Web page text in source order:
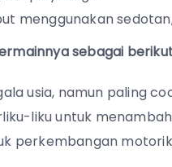
menggunakan
sebagai
usia, namun paling
liku untuk
perkembangan